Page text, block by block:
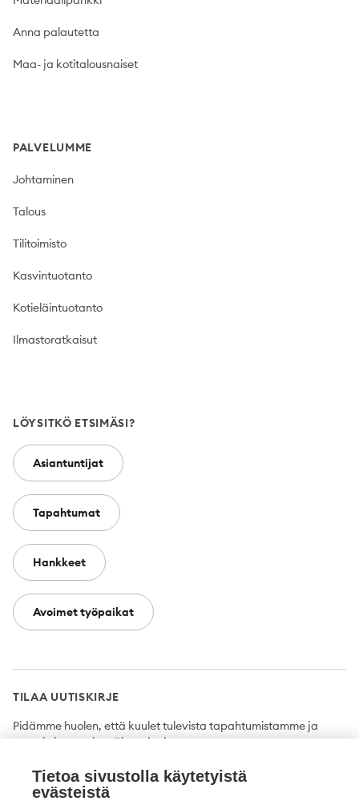
Anna palautetta
Maa- ja kotitalousnaiset
PALVELUMME
Johtaminen
Talous
Tilitoimisto
Kasvintuotanto
Kotieläintuotanto
Ilmastoratkaisut
LÖYSITKÖ ETSIMÄSI?
Asiantuntijat
Tapahtumat
Hankkeet
Avoimet työpaikat
TILAA UUTISKIRJE
Pidämme huolen, että kuulet tulevista tapahtumistamme ja
uutuuksista ensimmäisten joukossa.
Tilaa
Tietoa sivustolla käytetyistä
evästeistä